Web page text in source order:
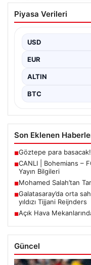
CANLI |
Maç Detayları
Ağustos 2026
Piyasa Verileri
USD
EUR
ALTIN
BTC
Son Eklenen
■Göztepe para
■CANLI | Bohemians –
Yayın Bilgileri
■Mohamed Salah’tan
■Galatasaray’da orta
yıldızı Tijjani Reijnders
■Açık Hava
Güncel